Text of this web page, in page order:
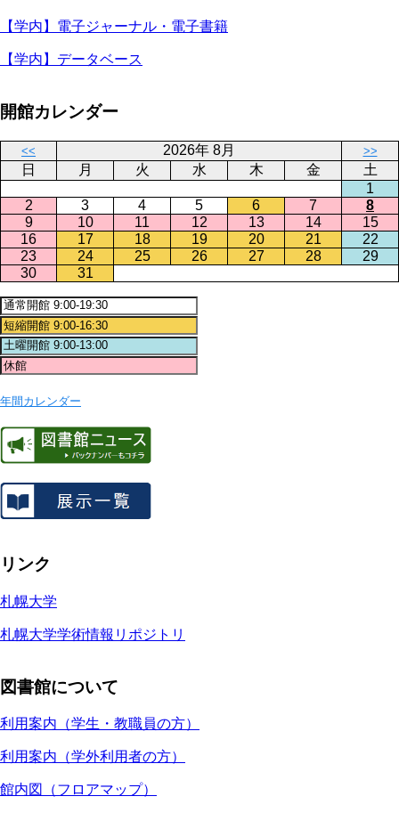
【学内】電子ジャーナル・電子書籍
【学内】データベース
開館カレンダー
<< 2026年 8月 >>
日 月 火 水 木 金
土
1
2
3 4 5 6 7
8
9
10 11 12 13 14
15
16
17 18 19 20 21
22
23
24 25 26 27 28
29
30
31
年間カレンダー
リンク
札幌大学
札幌大学学術情報リポジトリ
図書館について
利用案内（学生・教職員の方）
利用案内（学外利用者の方）
館内図（フロアマップ）